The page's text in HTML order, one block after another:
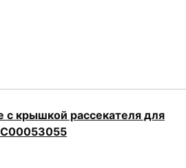
с крышкой рассекателя для